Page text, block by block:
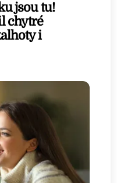
jsou tu!
chytré
i